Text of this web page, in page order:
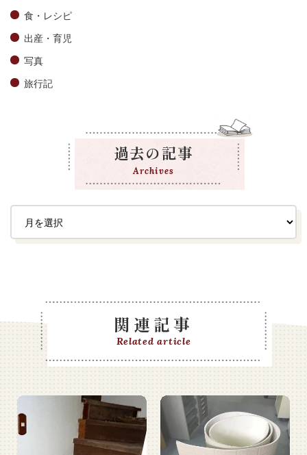
食・レシピ
出産・育児
写真
旅行記
過去の記事
Archives
関連記事
Related article